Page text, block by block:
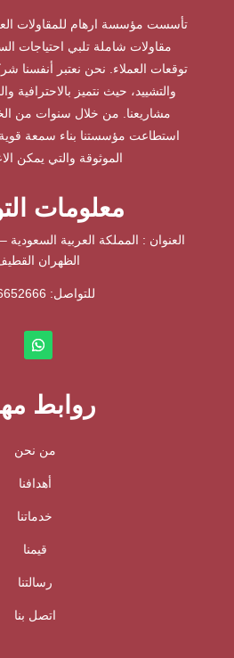
تأسست مؤسسة ارهام للمقاولات
مقاولات شاملة تلبي احتياجات
توقعات العملاء. نحن نعتبر أنفسنا
والتشييد، حيث نتميز بالاحترافية
مشاريعنا. من خلال سنوات من
استطاعت مؤسستنا بناء سمعة
الموثوقة والتي يمكن
معلومات
العنوان : المملكة العربية السعودية
الظهران
للتواصل: ⁦
روابط
من نحن
أهدافنا
خدماتنا
قيمنا
رسالتنا
اتصل بنا